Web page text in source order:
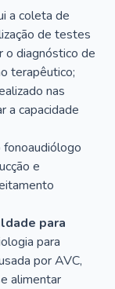
a coleta de
de testes
o diagnóstico de
terapêutico;
nas
a capacidade
fonoaudiólogo
e
para
para
por AVC,
alimentar